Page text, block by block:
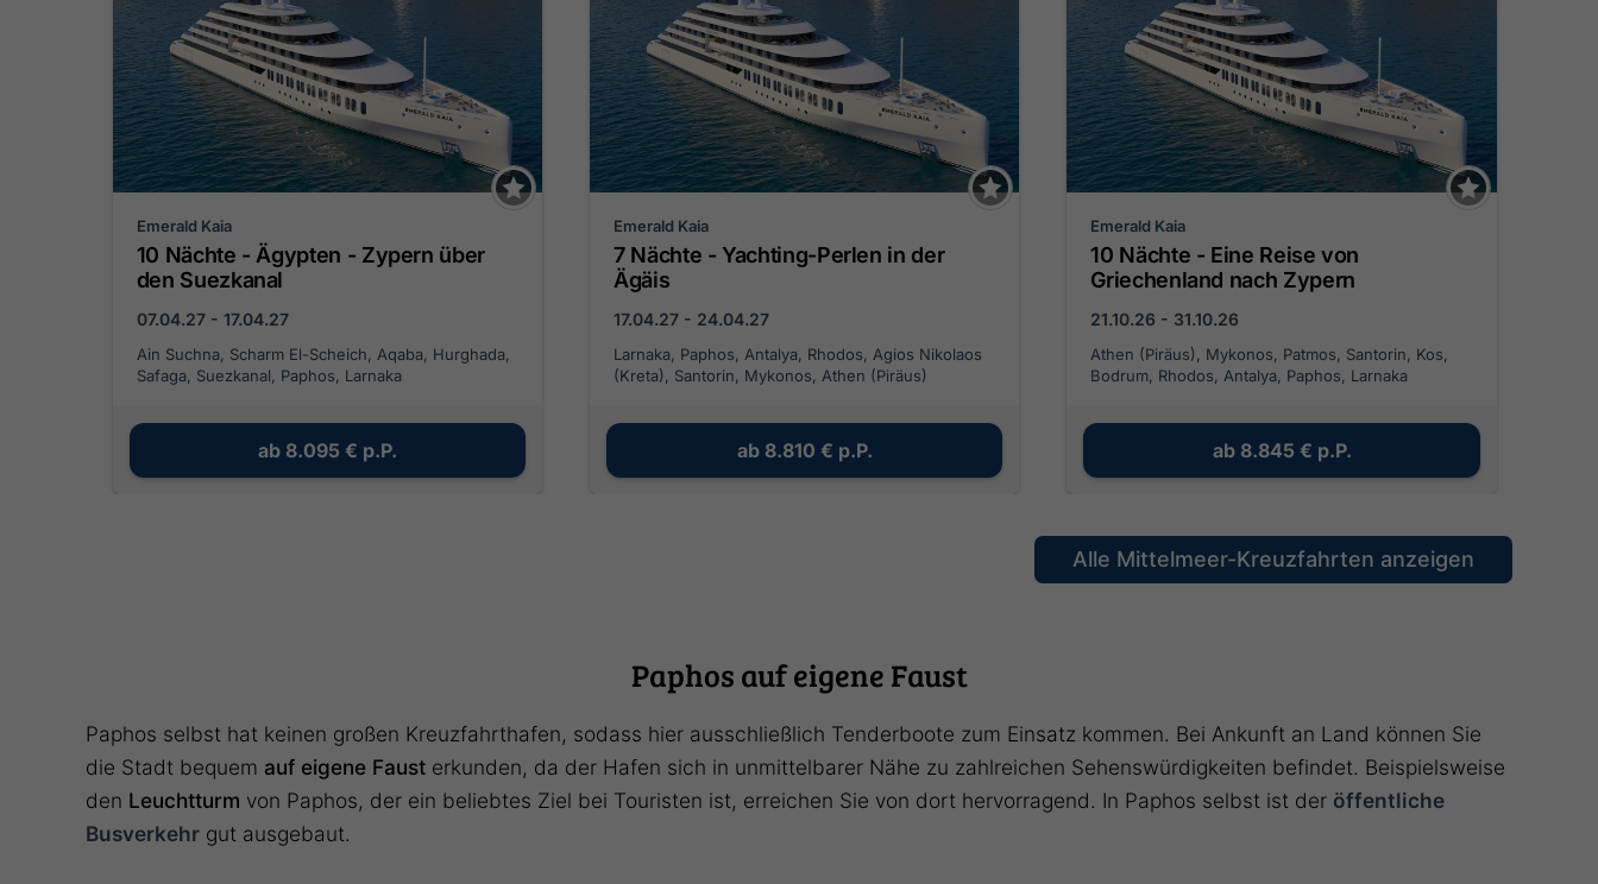
Emerald Kaia
10 Nächte - Ägypten - Zypern über
den Suezkanal
07.04.27 - 17.04.27
Ain Suchna, Scharm El-Scheich, Aqaba, Hurghada,
Safaga, Suezkanal, Paphos, Larnaka
ab 8.095 € p.P.
Emerald Kaia
7 Nächte - Yachting-Perlen in der
Ägäis
17.04.27 - 24.04.27
Larnaka, Paphos, Antalya, Rhodos, Agios Nikolaos
(Kreta), Santorin, Mykonos, Athen (Piräus)
ab 8.810 € p.P.
Emerald Kaia
10 Nächte - Eine Reise von
Griechenland nach Zypern
21.10.26 - 31.10.26
Athen (Piräus), Mykonos, Patmos, Santorin, Kos,
Bodrum, Rhodos, Antalya, Paphos, Larnaka
ab 8.845 € p.P.
Alle Mittelmeer-Kreuzfahrten anzeigen
Paphos auf eigene Faust
Paphos selbst hat keinen großen Kreuzfahrthafen, sodass hier ausschließlich Tenderboote zum Einsatz kommen. Bei Ankunft an Land können Sie
die Stadt bequem auf eigene Faust erkunden, da der Hafen sich in unmittelbarer Nähe zu zahlreichen Sehenswürdigkeiten befindet. Beispielsweise
den Leuchtturm von Paphos, der ein beliebtes Ziel bei Touristen ist, erreichen Sie von dort hervorragend. In Paphos selbst ist der öffentliche
Busverkehr gut ausgebaut.